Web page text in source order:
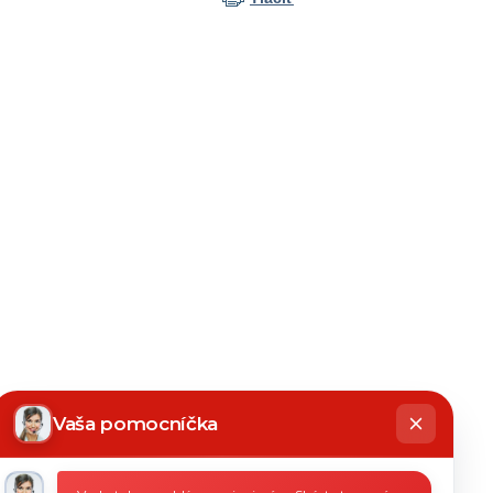
Vaša pomocníčka